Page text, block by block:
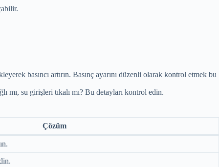
basıncı artırın. Basınç ayarını düzenli olarak kontrol etmek bu
mı, su girişleri tıkalı mı? Bu detayları kontrol edin.
Çözüm